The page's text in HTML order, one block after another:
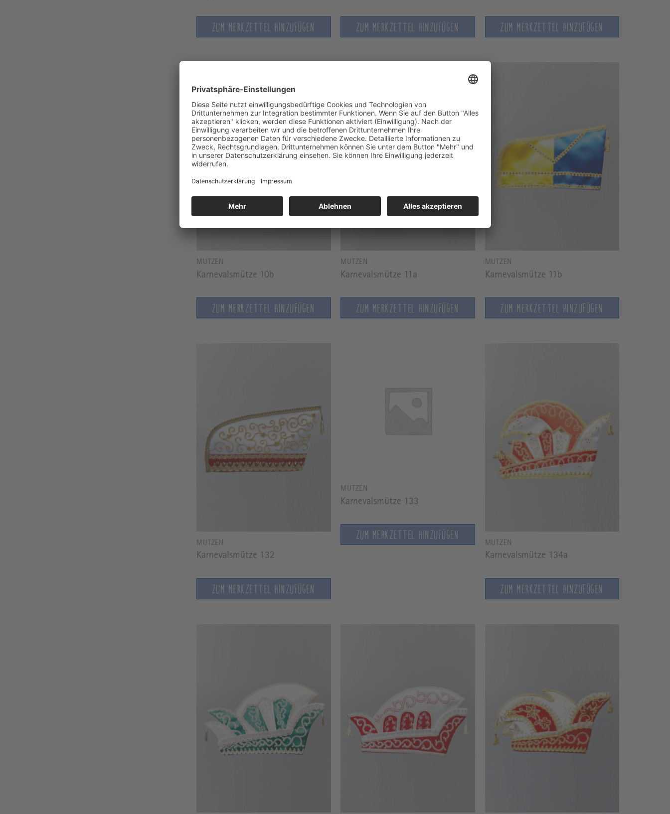
ZUM MERKZETTEL HINZUFÜGEN ZUM MERKZETTEL HINZUFÜGEN ZUM MERKZETTEL HINZUFÜGEN
MÜTZEN
Karnevalsmütze 10b
ZUM MERKZETTEL HINZUFÜGEN
MÜTZEN
Karnevalsmütze 11a
ZUM MERKZETTEL HINZUFÜGEN
MÜTZEN
Karnevalsmütze 11b
ZUM MERKZETTEL HINZUFÜGEN
MÜTZEN
Karnevalsmütze 132
ZUM MERKZETTEL HINZUFÜGEN
MÜTZEN
Karnevalsmütze 133
ZUM MERKZETTEL HINZUFÜGEN
MÜTZEN
Karnevalsmütze 134a
ZUM MERKZETTEL HINZUFÜGEN